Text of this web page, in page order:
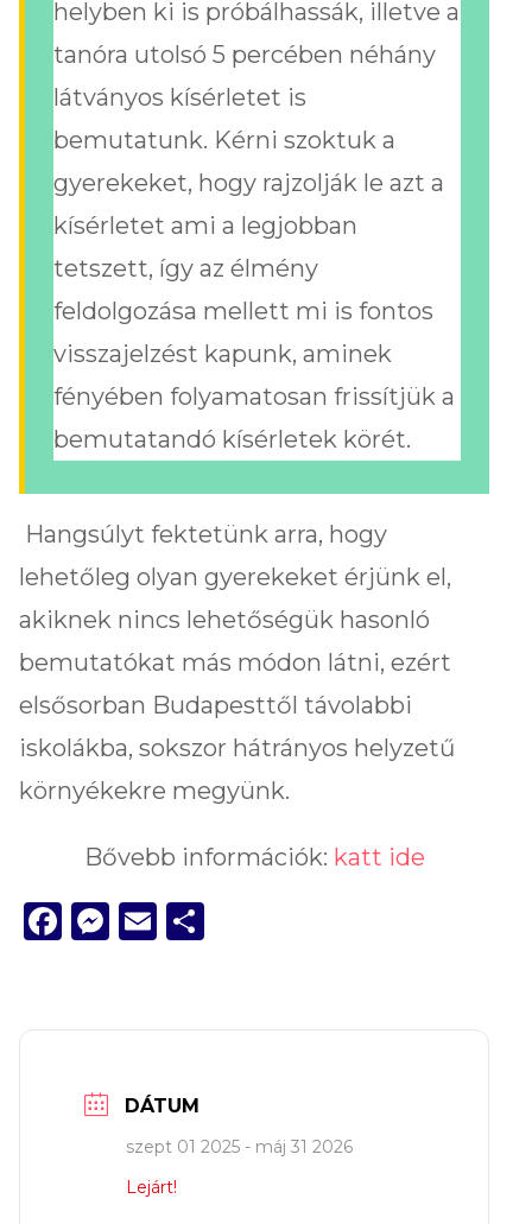
helyben ki is próbálhassák, illetve a
tanóra utolsó 5 percében néhány
látványos kísérletet is
bemutatunk. Kérni szoktuk a
gyerekeket, hogy rajzolják le azt a
kísérletet ami a legjobban
tetszett, így az élmény
feldolgozása mellett mi is fontos
visszajelzést kapunk, aminek
fényében folyamatosan frissítjük a
bemutatandó kísérletek körét.
Hangsúlyt fektetünk arra, hogy
lehetőleg olyan gyerekeket érjünk el,
akiknek nincs lehetőségük hasonló
bemutatókat más módon látni, ezért
elsősorban Budapesttől távolabbi
iskolákba, sokszor hátrányos helyzetű
környékekre megyünk.
Bővebb információk: katt ide
Facebook
Messenger
Email
DÁTUM
szept 01 2025 - máj 31 2026
Lejárt!